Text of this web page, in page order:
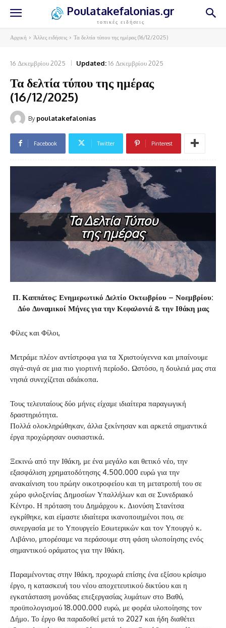
Poulatakefalonias.gr
τοπικές ειδήσεις
Αρχική Άλλες ειδήσεις Τα δελτία τύπου της ημέρας (16/12/2025)
16 Δεκεμβρίου 2025 Updated:16 Δεκεμβρίου 2025
Τα δελτία τύπου της ημέρας
(16/12/2025)
By poulatakefalonias
Facebook Twitter Pinterest
Π. Καππάτος: Ενημερωτικό Δελτίο Οκτωβρίου – Νοεμβρίου:
Δύο Δυναμικοί Μήνες για την Κεφαλονιά & την Ιθάκη μας
Φίλες και Φίλοι,
Μετράμε πλέον αντίστροφα για τα Χριστούγεννα και μπαίνουμε
σιγά-σιγά σε μια πιο γιορτινή περίοδο. Ωστόσο, η δουλειά μας στα
νησιά συνεχίζεται αδιάκοπα.
Τους τελευταίους δύο μήνες είχαμε ιδιαίτερα παραγωγική
δραστηριότητα.
Πολλά ολοκληρώθηκαν, άλλα ξεκίνησαν και αρκετά σημαντικά
έργα προχώρησαν ουσιαστικά.
Ξεκινώ από την Ιθάκη, με ένα μεγάλο και θετικό νέο, την
εξασφάλιση χρηματοδότησης 4.500.000 ευρώ για την
ανακαίνιση του πρώην οικοτροφείου και τη μετατροπή του σε
χώρο φιλοξενίας Δημοσίων Υπαλλήλων και σε Συνεδριακό
Κέντρο. Η πρόταση του Δημάρχου κ. Διονύση Στανίτσα
εγκρίθηκε, και είμαστε ιδιαίτερα ικανοποιημένοι που, σε
συνεργασία με το Υπουργείο Εσωτερικών και τον Υπουργό κ.
Λιβάνιο, μπορέσαμε να περάσουμε στη φάση υλοποίησης ενός
σημαντικού οράματος για την Ιθάκη.
Παραμένοντας στην Ιθάκη, προχωρά επίσης ένα εξίσου κρίσιμο
έργο, η κατασκευή του νέου αποχετευτικού δικτύου και η
εγκατάσταση μονάδας επεξεργασίας λυμάτων στο Βαθύ,
προϋπολογισμού 18.000.000 ευρώ, με φορέα υλοποίησης τον
Δήμο. Το έργο θα παραδοθεί μετά το 2027 και ήδη διαθέτει